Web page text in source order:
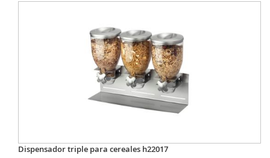
Dispensador triple para cereales h22017